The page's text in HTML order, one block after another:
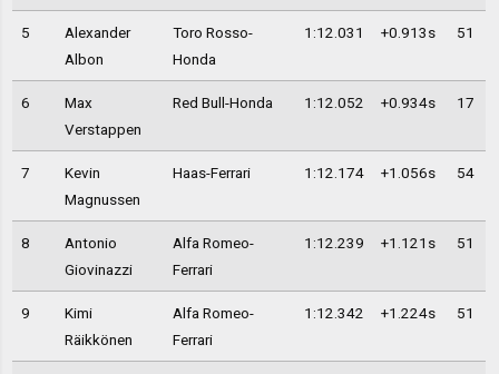
5
Alexander
Albon
Toro Rosso-
Honda
1:12.031 +0.913s 51
6
Max
Verstappen
Red Bull-Honda 1:12.052 +0.934s 17
7
Kevin
Magnussen
Haas-Ferrari 1:12.174 +1.056s 54
8
Antonio
Giovinazzi
Alfa Romeo-
Ferrari
1:12.239 +1.121s 51
9
Kimi
Räikkönen
Alfa Romeo-
Ferrari
1:12.342 +1.224s 51